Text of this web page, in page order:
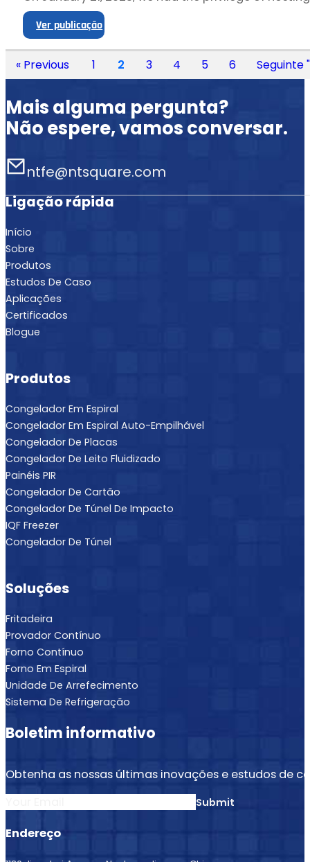
Ver publicação
« Previous 1 2 3 4 5 6 Seguinte "
Mais alguma pergunta?
Não espere, vamos conversar.
ntfe@ntsquare.com
Ligação rápida
Início
Sobre
Produtos
Estudos De Caso
Aplicações
Certificados
Blogue
Produtos
Congelador Em Espiral
Congelador Em Espiral Auto-Empilhável
Congelador De Placas
Congelador De Leito Fluidizado
Painéis PIR
Congelador De Cartão
Congelador De Túnel De Impacto
IQF Freezer
Congelador De Túnel
Soluções
Fritadeira
Provador Contínuo
Forno Contínuo
Forno Em Espiral
Unidade De Arrefecimento
Sistema De Refrigeração
Boletim informativo
Obtenha as nossas últimas inovações e estudos de
Submit
Endereço